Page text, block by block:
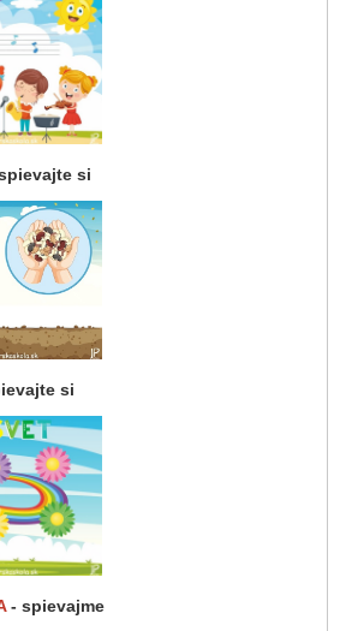
si
si
- spievajme